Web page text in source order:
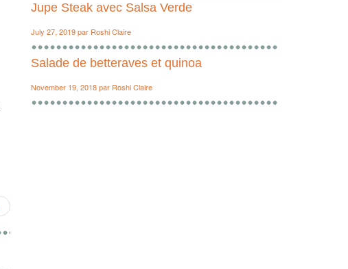
Jupe Steak avec Salsa Verde
July 27, 2019par Roshi Claire
Salade de betteraves et quinoa
November 19, 2018par Roshi Claire